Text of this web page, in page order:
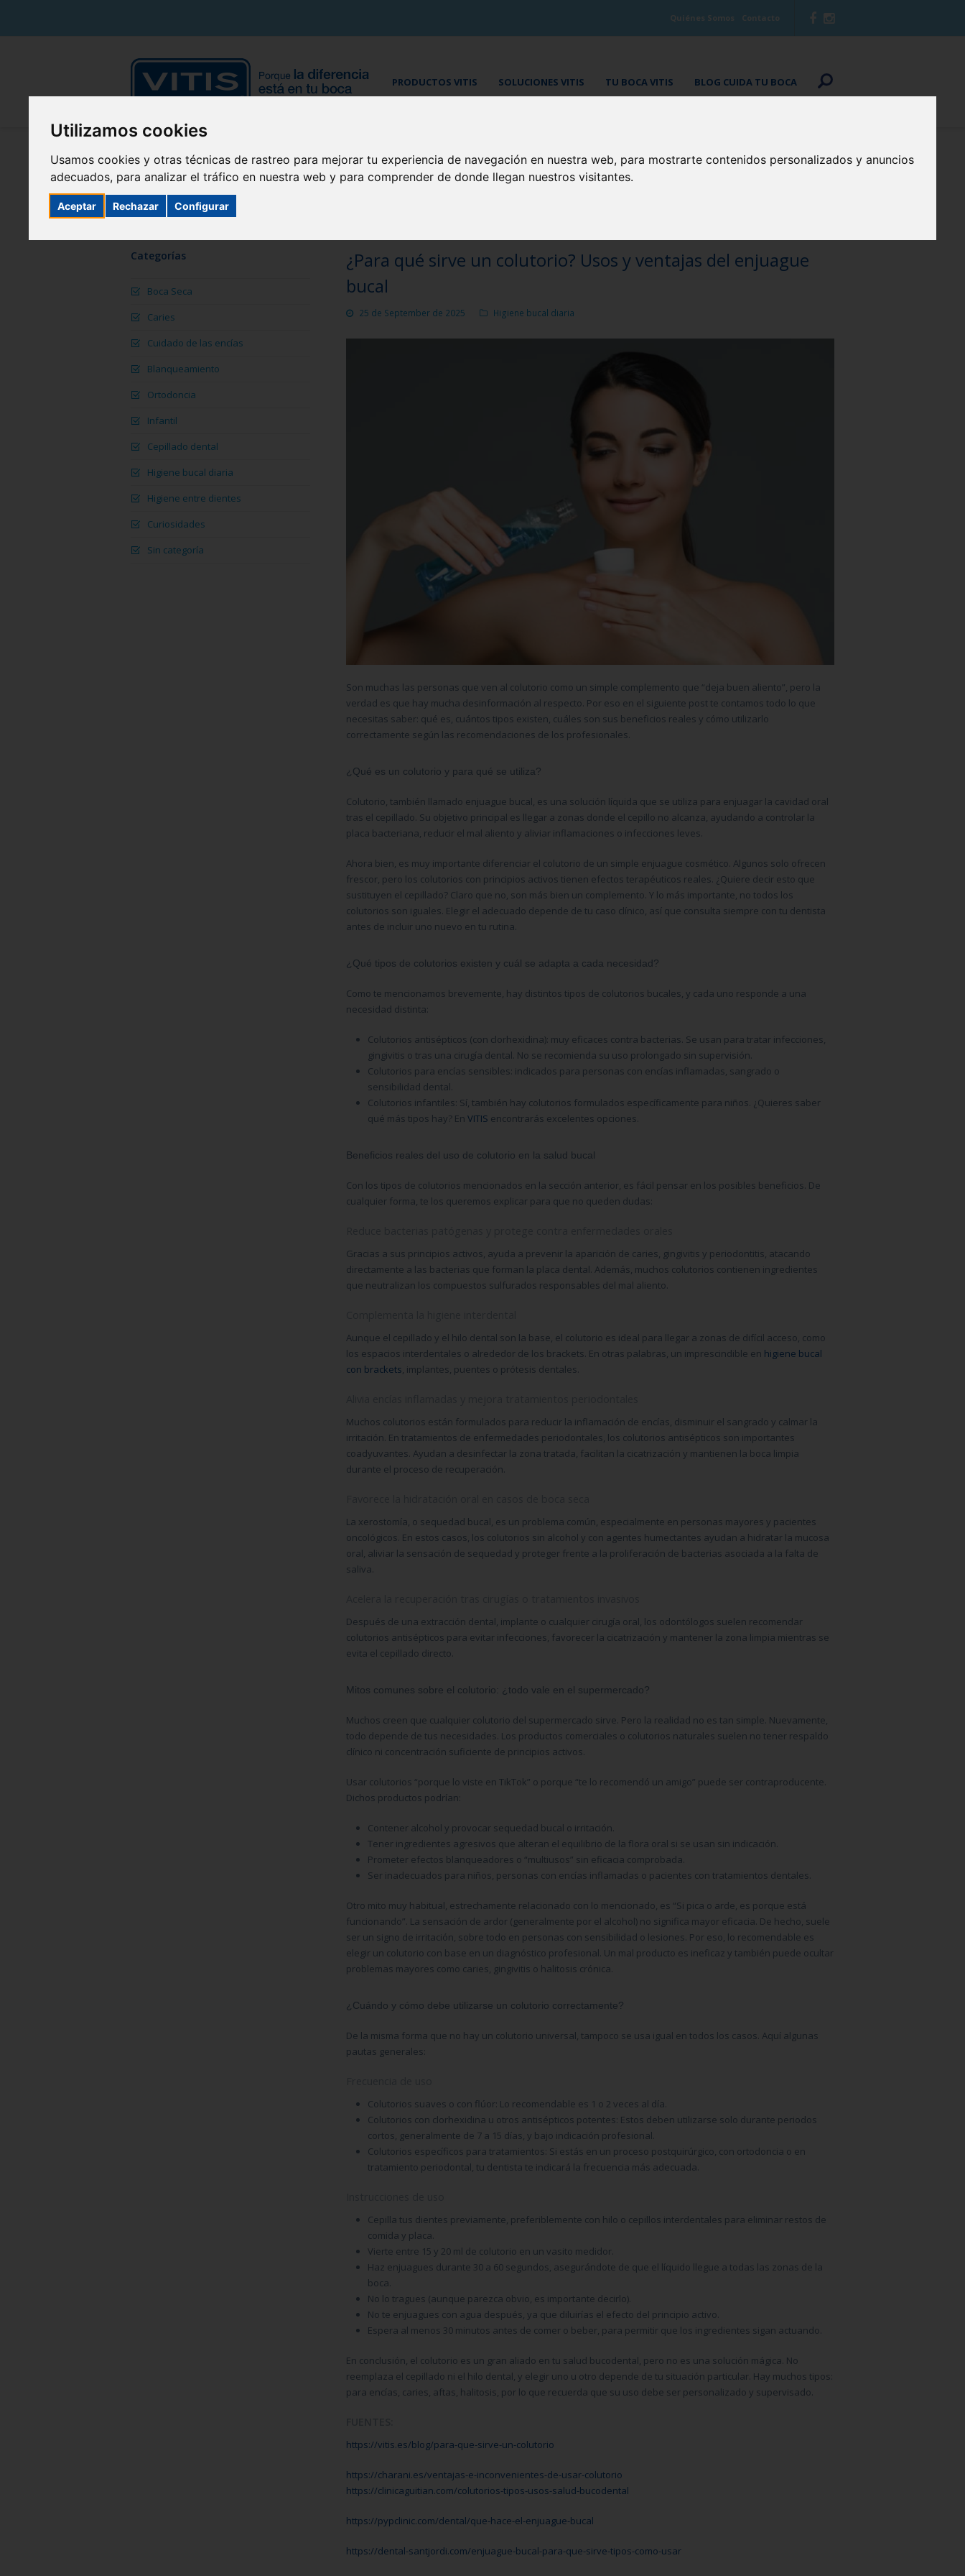
Utilizamos cookies
Usamos cookies y otras técnicas de rastreo para mejorar tu experiencia de navegación en nuestra web, para mostrarte contenidos personalizados y anuncios
adecuados, para analizar el tráfico en nuestra web y para comprender de donde llegan nuestros visitantes.
Aceptar Rechazar Configurar
Quiénes Somos Contacto
PRODUCTOS VITIS SOLUCIONES VITIS TU BOCA VITIS BLOG CUIDA TU BOCA
BLOG CUIDA TU BOCA
¿Para qué sirve un colutorio? Usos y ventajas del enjuague
bucal
25 de September de 2025 Higiene bucal diaria
Son muchas las personas que ven al colutorio como un simple complemento que “deja buen aliento”, pero la
verdad es que hay mucha desinformación al respecto. Por eso en el siguiente post te contamos todo lo que
necesitas saber: qué es, cuántos tipos existen, cuáles son sus beneficios reales y cómo utilizarlo
correctamente según las recomendaciones de los profesionales.
¿Qué es un colutorio y para qué se utiliza?
Colutorio, también llamado enjuague bucal, es una solución líquida que se utiliza para enjuagar la cavidad oral
tras el cepillado. Su objetivo principal es llegar a zonas donde el cepillo no alcanza, ayudando a controlar la
placa bacteriana, reducir el mal aliento y aliviar inflamaciones o infecciones leves.
Ahora bien, es muy importante diferenciar el colutorio de un simple enjuague cosmético. Algunos solo ofrecen
frescor, pero los colutorios con principios activos tienen efectos terapéuticos reales. ¿Quiere decir esto que
sustituyen el cepillado? Claro que no, son más bien un complemento. Y lo más importante, no todos los
colutorios son iguales. Elegir el adecuado depende de tu caso clínico, así que consulta siempre con tu dentista
antes de incluir uno nuevo en tu rutina.
¿Qué tipos de colutorios existen y cuál se adapta a cada necesidad?
Como te mencionamos brevemente, hay distintos tipos de colutorios bucales, y cada uno responde a una
necesidad distinta:
Colutorios antisépticos (con clorhexidina): muy eficaces contra bacterias. Se usan para tratar infecciones,
gingivitis o tras una cirugía dental. No se recomienda su uso prolongado sin supervisión.
Colutorios para encías sensibles: indicados para personas con encías inflamadas, sangrado o
sensibilidad dental.
Colutorios infantiles: Sí, también hay colutorios formulados específicamente para niños. ¿Quieres saber
qué más tipos hay? En VITIS encontrarás excelentes opciones.
Beneficios reales del uso de colutorio en la salud bucal
Con los tipos de colutorios mencionados en la sección anterior, es fácil pensar en los posibles beneficios. De
cualquier forma, te los queremos explicar para que no queden dudas:
Gracias a sus principios activos, ayuda a prevenir la aparición de caries, gingivitis y periodontitis, atacando
directamente a las bacterias que forman la placa dental. Además, muchos colutorios contienen ingredientes
que neutralizan los compuestos sulfurados responsables del mal aliento.
Aunque el cepillado y el hilo dental son la base, el colutorio es ideal para llegar a zonas de difícil acceso, como
los espacios interdentales o alrededor de los brackets. En otras palabras, un imprescindible en higiene bucal
con brackets, implantes, puentes o prótesis dentales.
Muchos colutorios están formulados para reducir la inflamación de encías, disminuir el sangrado y calmar la
irritación. En tratamientos de enfermedades periodontales, los colutorios antisépticos son importantes
coadyuvantes. Ayudan a desinfectar la zona tratada, facilitan la cicatrización y mantienen la boca limpia
durante el proceso de recuperación.
La xerostomía, o sequedad bucal, es un problema común, especialmente en personas mayores y pacientes
oncológicos. En estos casos, los colutorios sin alcohol y con agentes humectantes ayudan a hidratar la mucosa
oral, aliviar la sensación de sequedad y proteger frente a la proliferación de bacterias asociada a la falta de
saliva.
Después de una extracción dental, implante o cualquier cirugía oral, los odontólogos suelen recomendar
colutorios antisépticos para evitar infecciones, favorecer la cicatrización y mantener la zona limpia mientras se
evita el cepillado directo.
Mitos comunes sobre el colutorio: ¿todo vale en el supermercado?
Muchos creen que cualquier colutorio del supermercado sirve. Pero la realidad no es tan simple. Nuevamente,
todo depende de tus necesidades. Los productos comerciales o colutorios naturales suelen no tener respaldo
clínico ni concentración suficiente de principios activos.
Usar colutorios “porque lo viste en TikTok” o porque “te lo recomendó un amigo” puede ser contraproducente.
Dichos productos podrían:
Contener alcohol y provocar sequedad bucal o irritación.
Tener ingredientes agresivos que alteran el equilibrio de la flora oral si se usan sin indicación.
Prometer efectos blanqueadores o “multiusos” sin eficacia comprobada.
Ser inadecuados para niños, personas con encías inflamadas o pacientes con tratamientos dentales.
Otro mito muy habitual, estrechamente relacionado con lo mencionado, es “Si pica o arde, es porque está
funcionando”. La sensación de ardor (generalmente por el alcohol) no significa mayor eficacia. De hecho, suele
ser un signo de irritación, sobre todo en personas con sensibilidad o lesiones. Por eso, lo recomendable es
elegir un colutorio con base en un diagnóstico profesional. Un mal producto es ineficaz y también puede ocultar
problemas mayores como caries, gingivitis o halitosis crónica.
¿Cuándo y cómo debe utilizarse un colutorio correctamente?
De la misma forma que no hay un colutorio universal, tampoco se usa igual en todos los casos. Aquí algunas
pautas generales:
Colutorios suaves o con flúor: Lo recomendable es 1 o 2 veces al día.
Colutorios con clorhexidina u otros antisépticos potentes: Estos deben utilizarse solo durante periodos
cortos, generalmente de 7 a 15 días, y bajo indicación profesional.
Colutorios específicos para tratamientos: Si estás en un proceso postquirúrgico, con ortodoncia o en
tratamiento periodontal, tu dentista te indicará la frecuencia más adecuada.
Cepilla tus dientes previamente, preferiblemente con hilo o cepillos interdentales para eliminar restos de
comida y placa.
Vierte entre 15 y 20 ml de colutorio en un vasito medidor.
Haz enjuagues durante 30 a 60 segundos, asegurándote de que el líquido llegue a todas las zonas de la
boca.
No lo tragues (aunque parezca obvio, es importante decirlo).
No te enjuagues con agua después, ya que diluirías el efecto del principio activo.
Espera al menos 30 minutos antes de comer o beber, para permitir que los ingredientes sigan actuando.
En conclusión, el colutorio es un gran aliado en tu salud bucodental, pero no es una solución mágica. No
reemplaza el cepillado ni el hilo dental, y elegir uno u otro depende de tu situación particular. Hay muchos tipos:
para encías, caries, aftas, halitosis, por lo que recuerda que su uso debe ser personalizado y supervisado.
https://vitis.es/blog/para-que-sirve-un-colutorio
https://charani.es/ventajas-e-inconvenientes-de-usar-colutorio
https://clinicaguitian.com/colutorios-tipos-usos-salud-bucodental
https://pypclinic.com/dental/que-hace-el-enjuague-bucal
https://dental-santjordi.com/enjuague-bucal-para-que-sirve-tipos-como-usar
Categorías
Boca Seca
Caries
Cuidado de las encías
Blanqueamiento
Ortodoncia
Infantil
Cepillado dental
Higiene bucal diaria
Higiene entre dientes
Curiosidades
Sin categoría